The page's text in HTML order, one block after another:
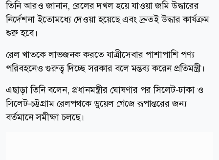
তিনি আরও জানান, রেলের দখল হয়ে যাওয়া জমি উদ্ধারের
নির্দেশনা ইতোমধ্যে দেওয়া হয়েছে এবং দ্রুতই উদ্ধার কার্যক্রম
শুরু হবে।
রেল খাতকে লাভজনক করতে যাত্রীসেবার পাশাপাশি পণ্য
পরিবহনেও গুরুত্ব দিচ্ছে সরকার বলে মন্তব্য করেন প্রতিমন্ত্রী।
এছাড়া তিনি বলেন, প্রধানমন্ত্রীর ঘোষণার পর সিলেট-ঢাকা ও
সিলেট-চট্টগ্রাম রেলপথকে ডুয়েল গেজে রূপান্তরের জন্য
বর্তমানে সমীক্ষা চলছে।